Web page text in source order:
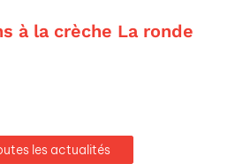
à la crèche La ronde
les actualités